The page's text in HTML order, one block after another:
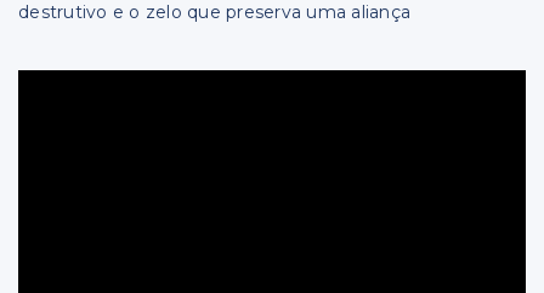
destrutivo e o zelo que preserva uma aliança